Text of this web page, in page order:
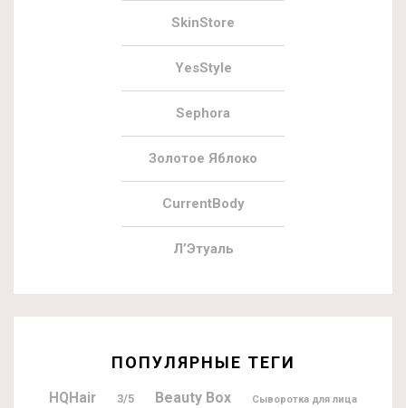
SkinStore
YesStyle
Sephora
Золотое Яблоко
CurrentBody
Л’Этуаль
ПОПУЛЯРНЫЕ ТЕГИ
HQHair 3/5 Beauty Box Сыворотка для лица